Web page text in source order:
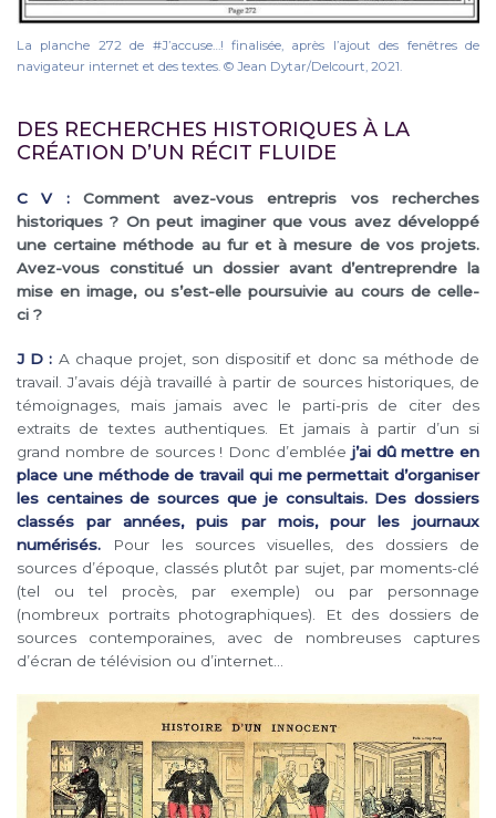
La planche 272 de #J’accuse…! finalisée, après l’ajout des fenêtres de
navigateur internet et des textes. © Jean Dytar/Delcourt, 2021.
DES RECHERCHES HISTORIQUES À LA
CRÉATION D’UN RÉCIT FLUIDE
C V :Comment avez-vous entrepris vos recherches
historiques ? On peut imaginer que vous avez développé
une certaine méthode au fur et à mesure de vos projets.
Avez-vous constitué un dossier avant d’entreprendre la
mise en image, ou s’est-elle poursuivie au cours de celle-
ci ?
J D : A chaque projet, son dispositif et donc sa méthode de
travail. J’avais déjà travaillé à partir de sources historiques, de
témoignages, mais jamais avec le parti-pris de citer des
extraits de textes authentiques. Et jamais à partir d’un si
grand nombre de sources ! Donc d’emblée j’ai dû mettre en
place une méthode de travail qui me permettait d’organiser
les centaines de sources que je consultais. Des dossiers
classés par années, puis par mois, pour les journaux
numérisés. Pour les sources visuelles, des dossiers de
sources d’époque, classés plutôt par sujet, par moments-clé
(tel ou tel procès, par exemple) ou par personnage
(nombreux portraits photographiques). Et des dossiers de
sources contemporaines, avec de nombreuses captures
d’écran de télévision ou d’internet…